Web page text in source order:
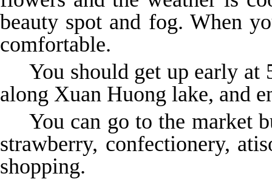
beauty spot and fog. When
comfortable.
You should get up early at
along Xuan Huong lake, and
You can go to the market
strawberry, confectionery,
shopping.